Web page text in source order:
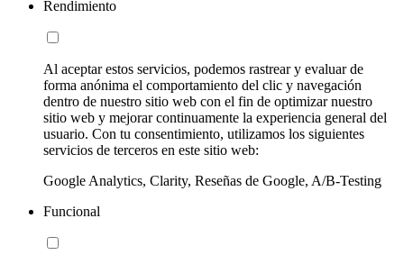
Rendimiento
Al aceptar estos servicios, podemos rastrear y evaluar de
forma anónima el comportamiento del clic y navegación
dentro de nuestro sitio web con el fin de optimizar nuestro
sitio web y mejorar continuamente la experiencia general del
usuario. Con tu consentimiento, utilizamos los siguientes
servicios de terceros en este sitio web:
Google Analytics, Clarity, Reseñas de Google, A/B-Testing
Funcional